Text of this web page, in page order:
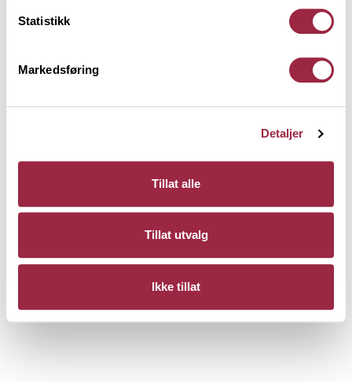
Statistikk
Markedsføring
Detaljer
Tillat alle
Tillat utvalg
Ikke tillat